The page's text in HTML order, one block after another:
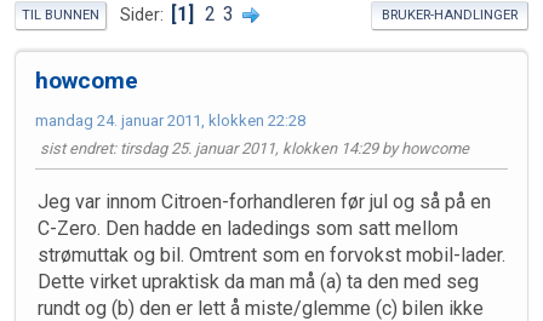
TIL BUNNEN Sider 1 2 3 BRUKER-HANDLINGER
howcome
mandag 24. januar 2011, klokken 22:28
sist endret: tirsdag 25. januar 2011, klokken 14:29 by howcome
Jeg var innom Citroen-forhandleren før jul og så på en
C-Zero. Den hadde en ladedings som satt mellom
strømuttak og bil. Omtrent som en forvokst mobil-lader.
Dette virket upraktisk da man må (a) ta den med seg
rundt og (b) den er lett å miste/glemme (c) bilen ikke